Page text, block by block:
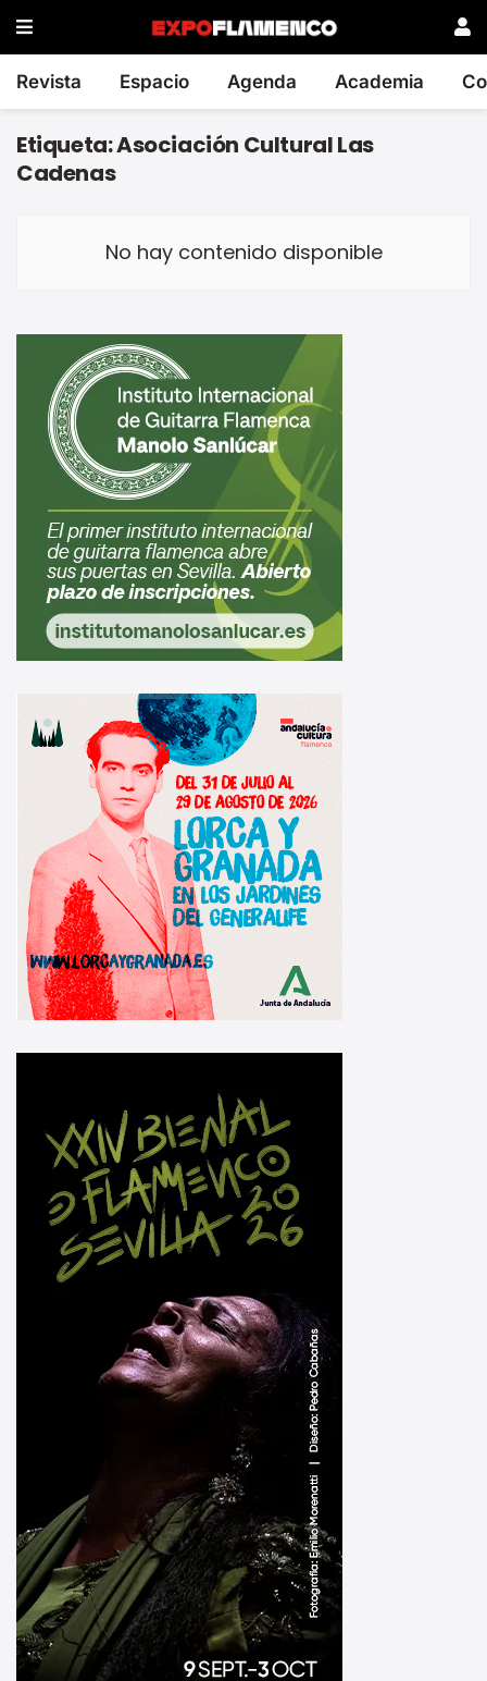
Revista Espacio Agenda Academia
Etiqueta:Asociación Cultural Las
Cadenas
No hay contenido disponible